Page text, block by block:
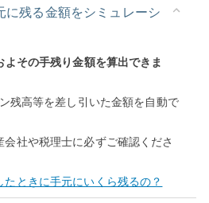
に残る金額をシミュレーシ
その手残り金額を算出できま
残高等を差し引いた金額を自動で
社や税理士に必ずご確認くださ
たときに手元にいくら残るの？